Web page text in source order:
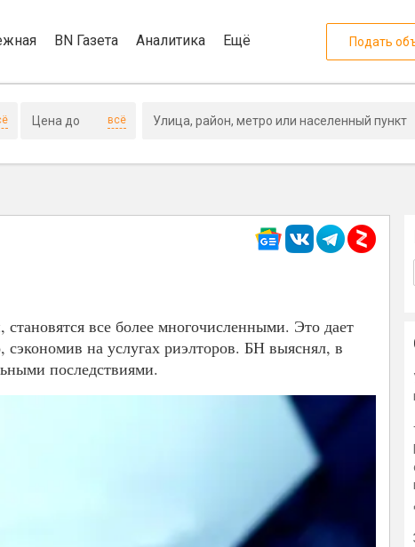
BN Газета Аналитика Ещё Подать
всё
все более многочисленными. Это дает
на услугах риэлторов. БН выяснял, в
последствиями.